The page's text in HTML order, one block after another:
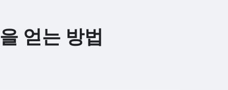
얻는 방법